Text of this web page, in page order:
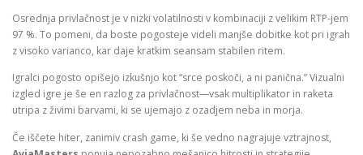
Osrednja privlačnost je v nizki volatilnosti v kombinaciji z velikim RTP-jem
97 %. To pomeni, da boste pogosteje videli manjše dobitke kot pri igrah
z visoko varianco, kar daje kratkim seansam stabilen ritem.
Igralci pogosto opišejo izkušnjo kot “srce poskoči, a ni panična.” Vizualni
izgled igre je še en razlog za privlačnost—vsak multiplikator in raketa
utripa z živimi barvami, ki se ujemajo z ozadjem neba in morja.
Če iščete hiter, zanimiv crash game, ki še vedno nagrajuje vztrajnost,